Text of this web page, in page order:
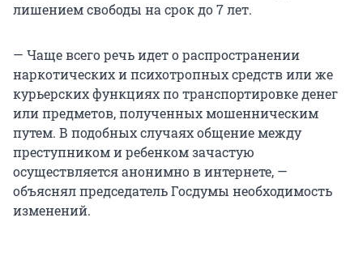
лишением свободы на срок до 7 лет.
— Чаще всего речь идет о распространении
наркотических и психотропных средств или же
курьерских функциях по транспортировке денег
или предметов, полученных мошенническим
путем. В подобных случаях общение между
преступником и ребенком зачастую
осуществляется анонимно в интернете, —
объяснял председатель Госдумы необходимость
изменений.